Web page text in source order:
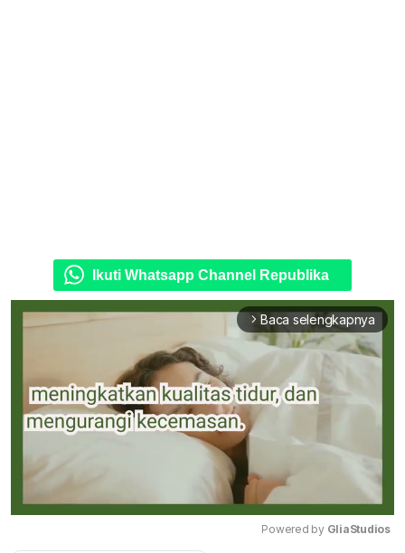
Ikuti Whatsapp Channel Republika
arrow_forward_ios Baca selengkapnya
Powered by GliaStudios